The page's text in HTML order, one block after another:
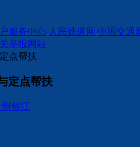
服务中心 人民铁道网 中国交通
举报网站
点帮扶
定点帮扶
榕江